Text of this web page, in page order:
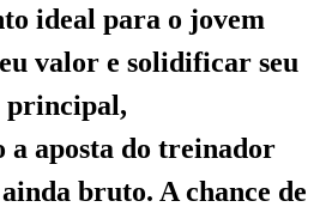
ideal para o jovem
valor e solidificar seu
principal,
aposta do treinador
bruto. A chance de